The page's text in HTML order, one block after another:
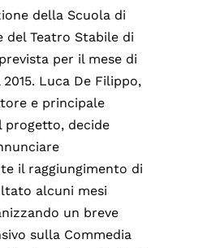
della Scuola di
del Teatro Stabile di
per il mese di
Luca De Filippo,
e principale
progetto, decide
il raggiungimento di
alcuni mesi
un breve
sulla Commedia